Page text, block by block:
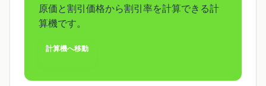
原価と割引価格から割引率を計算できる計
算機です。
計算機へ移動